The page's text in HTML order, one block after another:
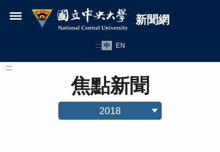
國立中央大學新聞網
新聞網
::: 中 EN
:::
焦點新聞
2018